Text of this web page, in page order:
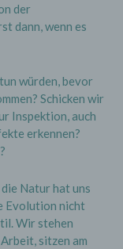
der
dann, wenn es
würden, bevor
Schicken wir
Inspektion, auch
erkennen?
Natur hat uns
Evolution nicht
Wir stehen
sitzen am